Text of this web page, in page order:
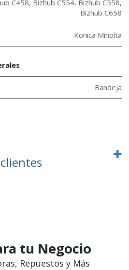
C458, Bizhub C554, Bizhub C558,
Bizhub C658
Konica Minolta
Bandeja
tu Negocio
Repuestos y Más